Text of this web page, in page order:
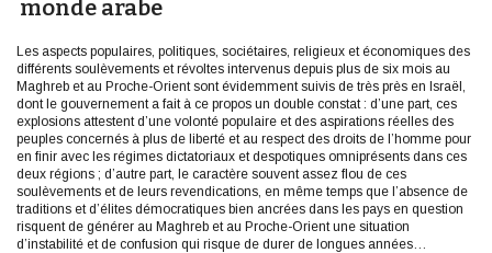
monde arabe
Les aspects populaires, politiques, sociétaires, religieux et économiques des
différents soulèvements et révoltes intervenus depuis plus de six mois au
Maghreb et au Proche-Orient sont évidemment suivis de très près en Israël,
dont le gouvernement a fait à ce propos un double constat : d’une part, ces
explosions attestent d’une volonté populaire et des aspirations réelles des
peuples concernés à plus de liberté et au respect des droits de l’homme pour
en finir avec les régimes dictatoriaux et despotiques omniprésents dans ces
deux régions ; d’autre part, le caractère souvent assez flou de ces
soulèvements et de leurs revendications, en même temps que l’absence de
traditions et d’élites démocratiques bien ancrées dans les pays en question
risquent de générer au Maghreb et au Proche-Orient une situation
d’instabilité et de confusion qui risque de durer de longues années…